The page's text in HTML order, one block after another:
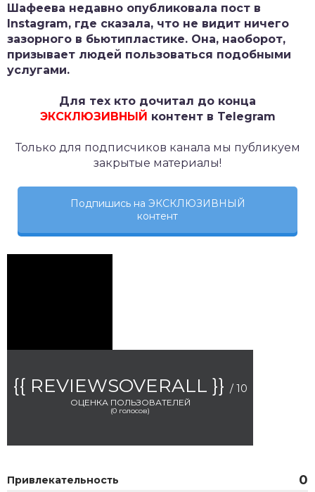
Шафеева недавно опубликовала пост в
Instagram, где сказала, что не видит ничего
зазорного в бьютипластике. Она, наоборот,
призывает людей пользоваться подобными
услугами.
Для тех кто дочитал до конца
ЭКСКЛЮЗИВНЫЙ контент в Telegram
Только для подписчиков канала мы публикуем
закрытые материалы!
Подпишись на ЭКСКЛЮЗИВНЫЙ
контент
{{ REVIEWSOVERALL }} / 10
ОЦЕНКА ПОЛЬЗОВАТЕЛЕЙ
(0 голосов)
Привлекательность 0